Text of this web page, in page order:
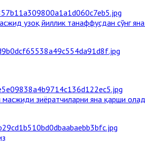
узоқ йиллик танаффусдан сўнг
масжиди зиёратчиларни яна қарши